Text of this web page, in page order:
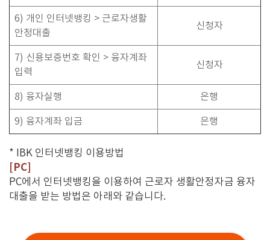
6) 개인 인터넷뱅킹 > 근로자생활
안정대출
신청자
7) 신용보증번호 확인 > 융자계좌
입력
신청자
8) 융자실행 은행
9) 융자계좌 입금 은행
* IBK 인터넷뱅킹 이용방법
[PC]
PC에서 인터넷뱅킹을 이용하여 근로자 생활안정자금 융자
대출을 받는 방법은 아래와 같습니다.